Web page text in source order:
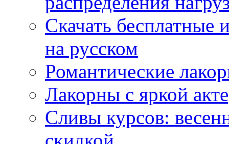
Скачать
на русском
Романтические
Лакорны с яркой
Сливы курсов: